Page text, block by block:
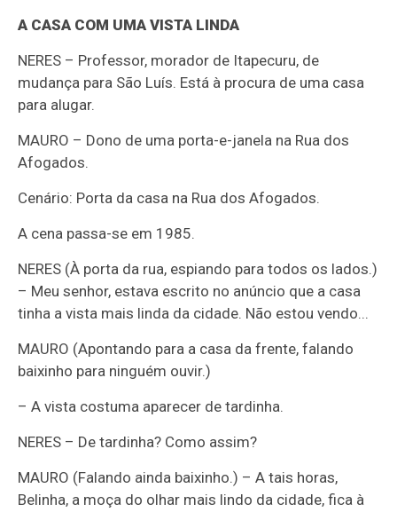
A CASA COM UMA VISTA LINDA
NERES – Professor, morador de Itapecuru, de
mudança para São Luís. Está à procura de uma casa
para alugar.
MAURO – Dono de uma porta-e-janela na Rua dos
Afogados.
Cenário: Porta da casa na Rua dos Afogados.
A cena passa-se em 1985.
NERES (À porta da rua, espiando para todos os lados.)
– Meu senhor, estava escrito no anúncio que a casa
tinha a vista mais linda da cidade. Não estou vendo...
MAURO (Apontando para a casa da frente, falando
baixinho para ninguém ouvir.)
– A vista costuma aparecer de tardinha.
NERES – De tardinha? Como assim?
MAURO (Falando ainda baixinho.) – A tais horas,
Belinha, a moça do olhar mais lindo da cidade, fica à